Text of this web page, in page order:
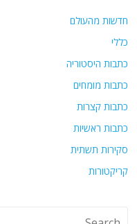
חדשות מהעולם
כללי
כתבות היסטוריה
כתבות מומחים
כתבות קצרות
כתבות ראשיות
סקירות תשתית
קריקטורות